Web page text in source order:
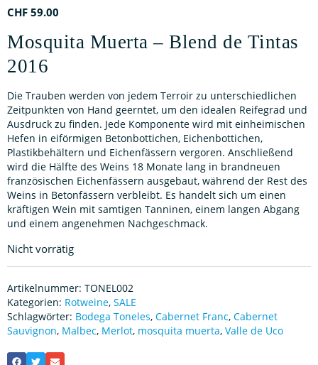
CHF 59.00
Mosquita Muerta – Blend de Tintas
2016
Die Trauben werden von jedem Terroir zu unterschiedlichen
Zeitpunkten von Hand geerntet, um den idealen Reifegrad und
Ausdruck zu finden. Jede Komponente wird mit einheimischen
Hefen in eiförmigen Betonbottichen, Eichenbottichen,
Plastikbehältern und Eichenfässern vergoren. Anschließend
wird die Hälfte des Weins 18 Monate lang in brandneuen
französischen Eichenfässern ausgebaut, während der Rest des
Weins in Betonfässern verbleibt. Es handelt sich um einen
kräftigen Wein mit samtigen Tanninen, einem langen Abgang
und einem angenehmen Nachgeschmack.
Nicht vorrätig
Artikelnummer: TONEL002
Kategorien: Rotweine, SALE
Schlagwörter: Bodega Toneles, Cabernet Franc, Cabernet
Sauvignon, Malbec, Merlot, mosquita muerta, Valle de Uco